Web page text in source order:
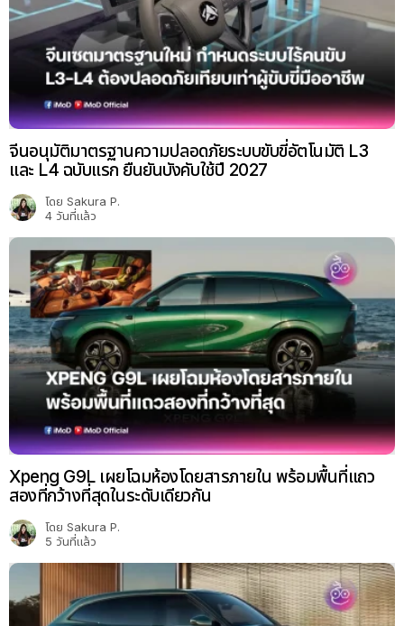
จีนอนุมัติมาตรฐานความปลอดภัยระบบขับขี่อัตโนมัติ L3
และ L4 ฉบับแรก ยืนยันบังคับใช้ปี 2027
โดย Sakura P.
4 วันที่แล้ว
Xpeng G9L เผยโฉมห้องโดยสารภายใน พร้อมพื้นที่แถว
สองที่กว้างที่สุดในระดับเดียวกัน
โดย Sakura P.
5 วันที่แล้ว